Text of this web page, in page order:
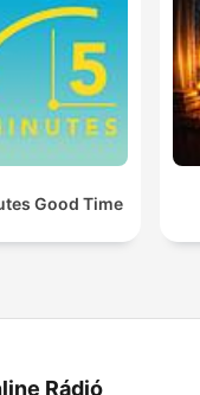
Good Time
Rádió